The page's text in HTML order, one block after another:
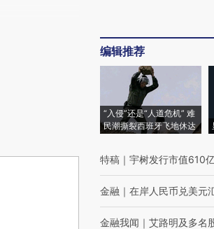
编辑推荐
“入侵”还是“人道危机” 难
民潮撕裂西班牙飞地休达
特稿 ｜ 宇树发行市值610
金融 ｜ 在岸人民币兑美元
金融我闻 ｜ 艾路明及多名